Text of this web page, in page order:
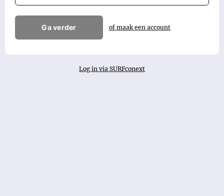
Ga verder of maak een account
Log in via SURFconext